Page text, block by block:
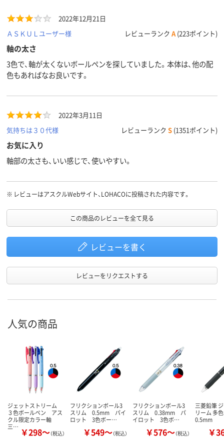
2022年12月21日
ＡＳＫＵＬユーザー様
レビューランク A (223ポイント)
軸の太さ
3色で、軸が太くないボールペンを探していました。本体は、他の配
色もあればなお良いです。
2022年3月11日
気持ちは３０代様
レビューランク S (1351ポイント)
お気に入り
軸部の太さも、いい感じで、使いやすい。
※ レビューはアスクルWebサイト、LOHACOに投稿された内容です。
この商品のレビューを全て見る
レビューを書く
レビューをリクエストする
人気の商品
ジェットストリーム
３色ボールペン アス
クル限定カラー軸
三… ￥298～（税込）
フリクションボール3
スリム 0.5mm パイ
ロット 3色ボー…
￥549～（税込）
フリクションボール3
スリム 0.38mm パ
イロット 3色ボ…
￥576～（税込）
三菱鉛筆
リーム 多
0.5mm
￥